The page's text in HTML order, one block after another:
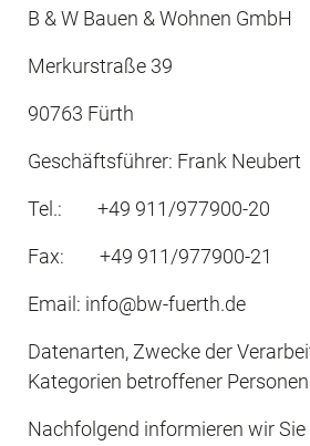
B & W Bauen & Wohnen GmbH
Merkurstraße 39
90763 Fürth
Geschäftsführer: Frank Neubert
Tel.:        +49 911/977900-20
Fax:        +49 911/977900-21
Email: info@bw-fuerth.de
Datenarten, Zwecke der
Kategorien betroffener Personen
Nachfolgend informieren wir